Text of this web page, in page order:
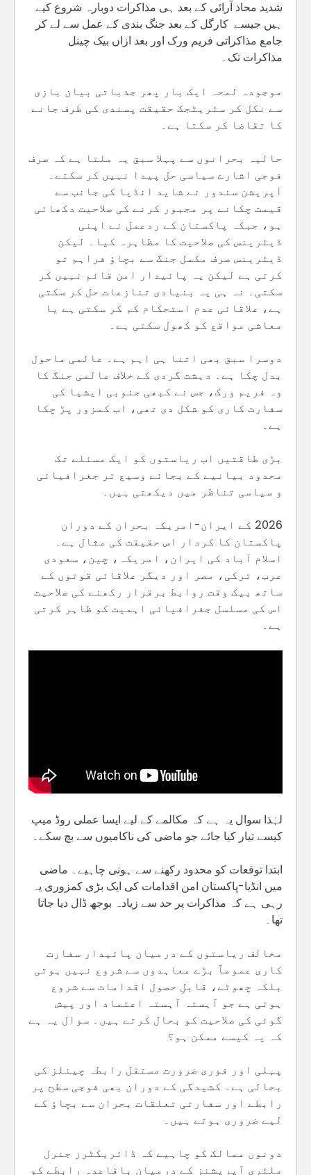
شدید محاذ آرائی کے بعد ہی مذاکرات دوبارہ شروع کیے
ہیں جیسے کارگل کے بعد جنگ بندی کے عمل سے لے کر
جامع مذاکراتی فریم ورک اور بعد ازاں بیک چینل
مذاکرات تک۔
موجودہ لمحہ ایک بار پھر جذباتی بیان بازی
سے نکل کر سٹریٹجک حقیقت پسندی کی طرف جانے
کا تقاضا کر سکتا ہے۔
حالیہ بحرانوں سے پہلا سبق یہ ملتا ہے کہ صرف
فوجی اشارے سیاسی حل پیدا نہیں کر سکتے۔
آپریشن سندور نے شاید انڈیا کی جانب سے
قیمت چکانے پر مجبور کرنے کی صلاحیت دکھائی
ہو، جبکہ پاکستان کے ردعمل نے اپنی
ڈیٹرینس کی صلاحیت کا مظاہرہ کیا۔ لیکن
ڈیٹرینس صرف مکمل جنگ سے بچاؤ فراہم تو
کرتی ہے لیکن یہ پائیدار امن قائم نہیں کر
سکتی۔ نہ ہی یہ بنیادی تنازعات حل کر سکتی
ہے، علاقائی عدم استحکام کم کر سکتی ہے یا
معاشی مواقع کو کھول سکتی ہے۔
دوسرا سبق بھی اتنا ہی اہم ہے۔ عالمی ماحول
بدل چکا ہے۔ دہشت گردی کے خلاف عالمی جنگ کا
وہ فریم ورک، جس نے کبھی جنوبی ایشیا کی
سفارت کاری کو شکل دی تھی، اب کمزور پڑ چکا
ہے۔
بڑی طاقتیں اب ریاستوں کو ایک مسئلے تک
محدود بیانیے کے بجائے وسیع تر جغرافیائی
و سیاسی تناظر میں دیکھتی ہیں۔
2026 کے ایران-امریکہ بحران کے دوران
پاکستان کا کردار اس حقیقت کی مثال ہے۔
اسلام آباد کی ایران، امریکہ، چین، سعودی
عرب، ترکی، مصر اور دیگر علاقائی قوتوں کے
ساتھ بیک وقت روابط برقرار رکھنے کی صلاحیت
اس کی مسلسل جغرافیائی اہمیت کو ظاہر کرتی
ہے۔
لہٰذا سوال یہ ہے کہ مکالمے کے لیے ایسا عملی روڈ میپ
کیسے تیار کیا جائے جو ماضی کی ناکامیوں سے بچ سکے۔
ابتدا توقعات کو محدود رکھنے سے ہونی چاہیے۔ ماضی
میں انڈیا-پاکستان امن اقدامات کی ایک بڑی کمزوری یہ
رہی ہے کہ مذاکرات پر حد سے زیادہ بوجھ ڈال دیا جاتا
تھا۔
مخالف ریاستوں کے درمیان پائیدار سفارت
کاری عموماً بڑے معاہدوں سے شروع نہیں ہوتی
بلکہ چھوٹے، قابلِ حصول اقدامات سے شروع
ہوتی ہے جو آہستہ آہستہ اعتماد اور پیش
گوئی کی صلاحیت کو بحال کرتے ہیں۔ سوال یہ ہے
کہ یہ کیسے ممکن ہو؟
پہلی اور فوری ضرورت مستقل رابطہ چینلز کی
بحالی ہے۔ کشیدگی کے دوران بھی فوجی سطح پر
رابطے اور سفارتی تعلقات بحران سے بچاؤ کے
لیے ضروری ہوتے ہیں۔
دونوں ممالک کو چاہیے کہ ڈائریکٹرز جنرل
ملٹری آپریشنز کے درمیان باقاعدہ رابطے کو